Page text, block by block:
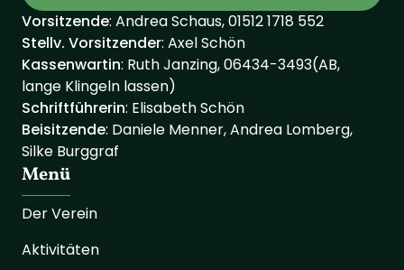
Vorsitzende: Andrea Schaus, 01512 1718 552
Stellv. Vorsitzender: Axel Schön
Kassenwartin: Ruth Janzing, 06434-3493(AB,
lange Klingeln lassen)
Schriftführerin: Elisabeth Schön
Beisitzende: Daniele Menner, Andrea Lomberg,
Silke Burggraf
Menü
Der Verein
Aktivitäten